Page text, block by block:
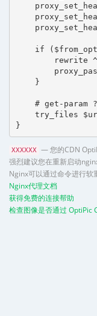
if
rewrite
    }
# get-param
try_files
}
XXXXXX — 您的CDN
强烈建议您在重新启动
Nginx可以通过命令进行软
Nginx代理文档
获得免费的连接帮助
检查图像是否通过 OptiPic